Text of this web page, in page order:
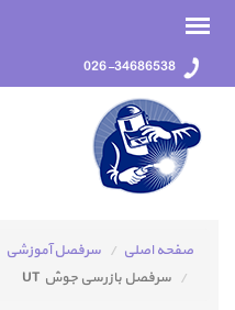
026-34686538
صفحه اصلی سرفصل آموزشي
سرفصل بازرسی جوش UT